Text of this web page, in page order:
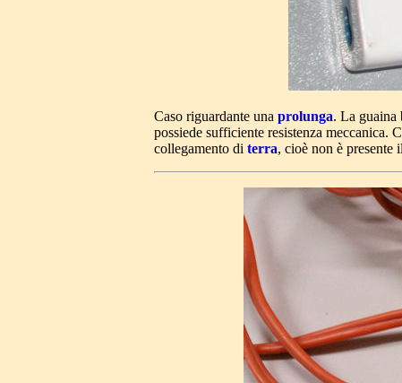
Caso riguardante una prolunga. La guaina
possiede sufficiente resistenza meccanica.
collegamento di terra, cioè non è presente